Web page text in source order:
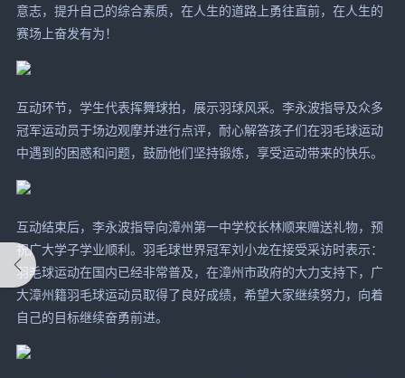
意志，提升自己的综合素质，在人生的道路上勇往直前，在人生的
赛场上奋发有为！
互动环节，学生代表挥舞球拍，展示羽球风采。李永波指导及众多
冠军运动员于场边观摩并进行点评，耐心解答孩子们在羽毛球运动
中遇到的困惑和问题，鼓励他们坚持锻炼，享受运动带来的快乐。
互动结束后，李永波指导向漳州第一中学校长林顺来赠送礼物，预
祝广大学子学业顺利。羽毛球世界冠军刘小龙在接受采访时表示：
羽毛球运动在国内已经非常普及，在漳州市政府的大力支持下，广
大漳州籍羽毛球运动员取得了良好成绩，希望大家继续努力，向着
自己的目标继续奋勇前进。